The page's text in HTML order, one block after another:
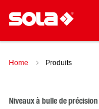
Home Produits
Niveaux à bulle de précision